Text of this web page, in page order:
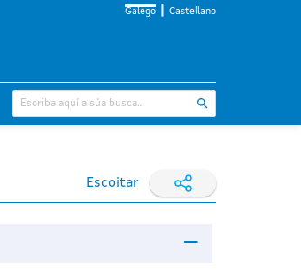
Galego Castellano
Escoitar